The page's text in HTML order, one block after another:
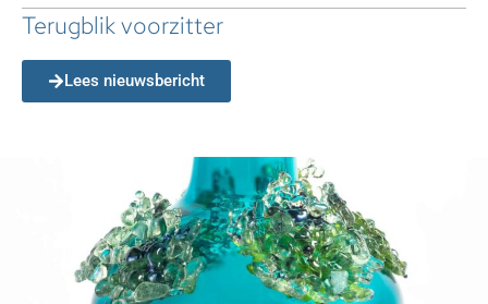
Terugblik voorzitter
Lees nieuwsbericht